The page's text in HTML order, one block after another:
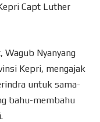
Capt Luther
Nyanyang
Kepri, mengajak
untuk sama-
bahu-membahu